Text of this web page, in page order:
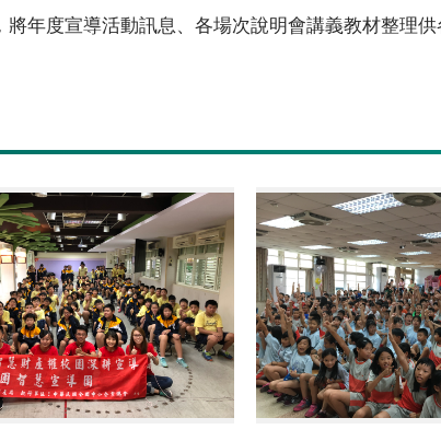
年度宣導活動訊息、各場次說明會講義教材整理供